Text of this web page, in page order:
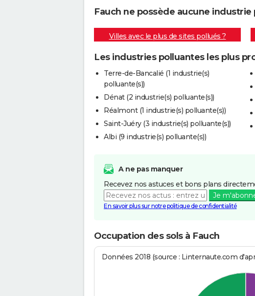
Fauch ne possède aucune
Villes avec le plus de sites pollués ?
Les industries polluantes les plus
Terre-de-Bancalié (1 industrie(s)
polluante(s))
Dénat (2 industrie(s) polluante(s))
Réalmont (1 industrie(s) polluante(s))
Saint-Juéry (3 industrie(s) polluante(s))
Albi (9 industrie(s) polluante(s))
A ne pas manquer
Recevez nos astuces et bons plans
Je
En savoir plus sur notre politique de confidentialité
Occupation des sols à Fauch
Données 2018 (source : Linternaute.com